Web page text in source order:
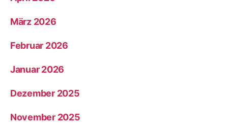
März 2026
Februar 2026
Januar 2026
Dezember 2025
November 2025